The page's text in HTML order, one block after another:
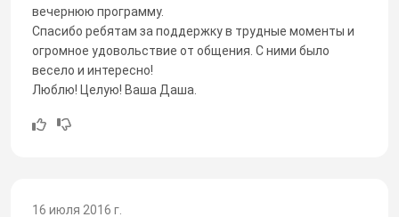
вечернюю программу.
Спасибо ребятам за поддержку в трудные моменты и
огромное удовольствие от общения. С ними было
весело и интересно!
Люблю! Целую! Ваша Даша.
16 июля 2016 г.